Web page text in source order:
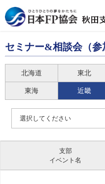
セミナー&相談会（参
北海道 東北
東海 近畿
選択してください
支部
イベント名